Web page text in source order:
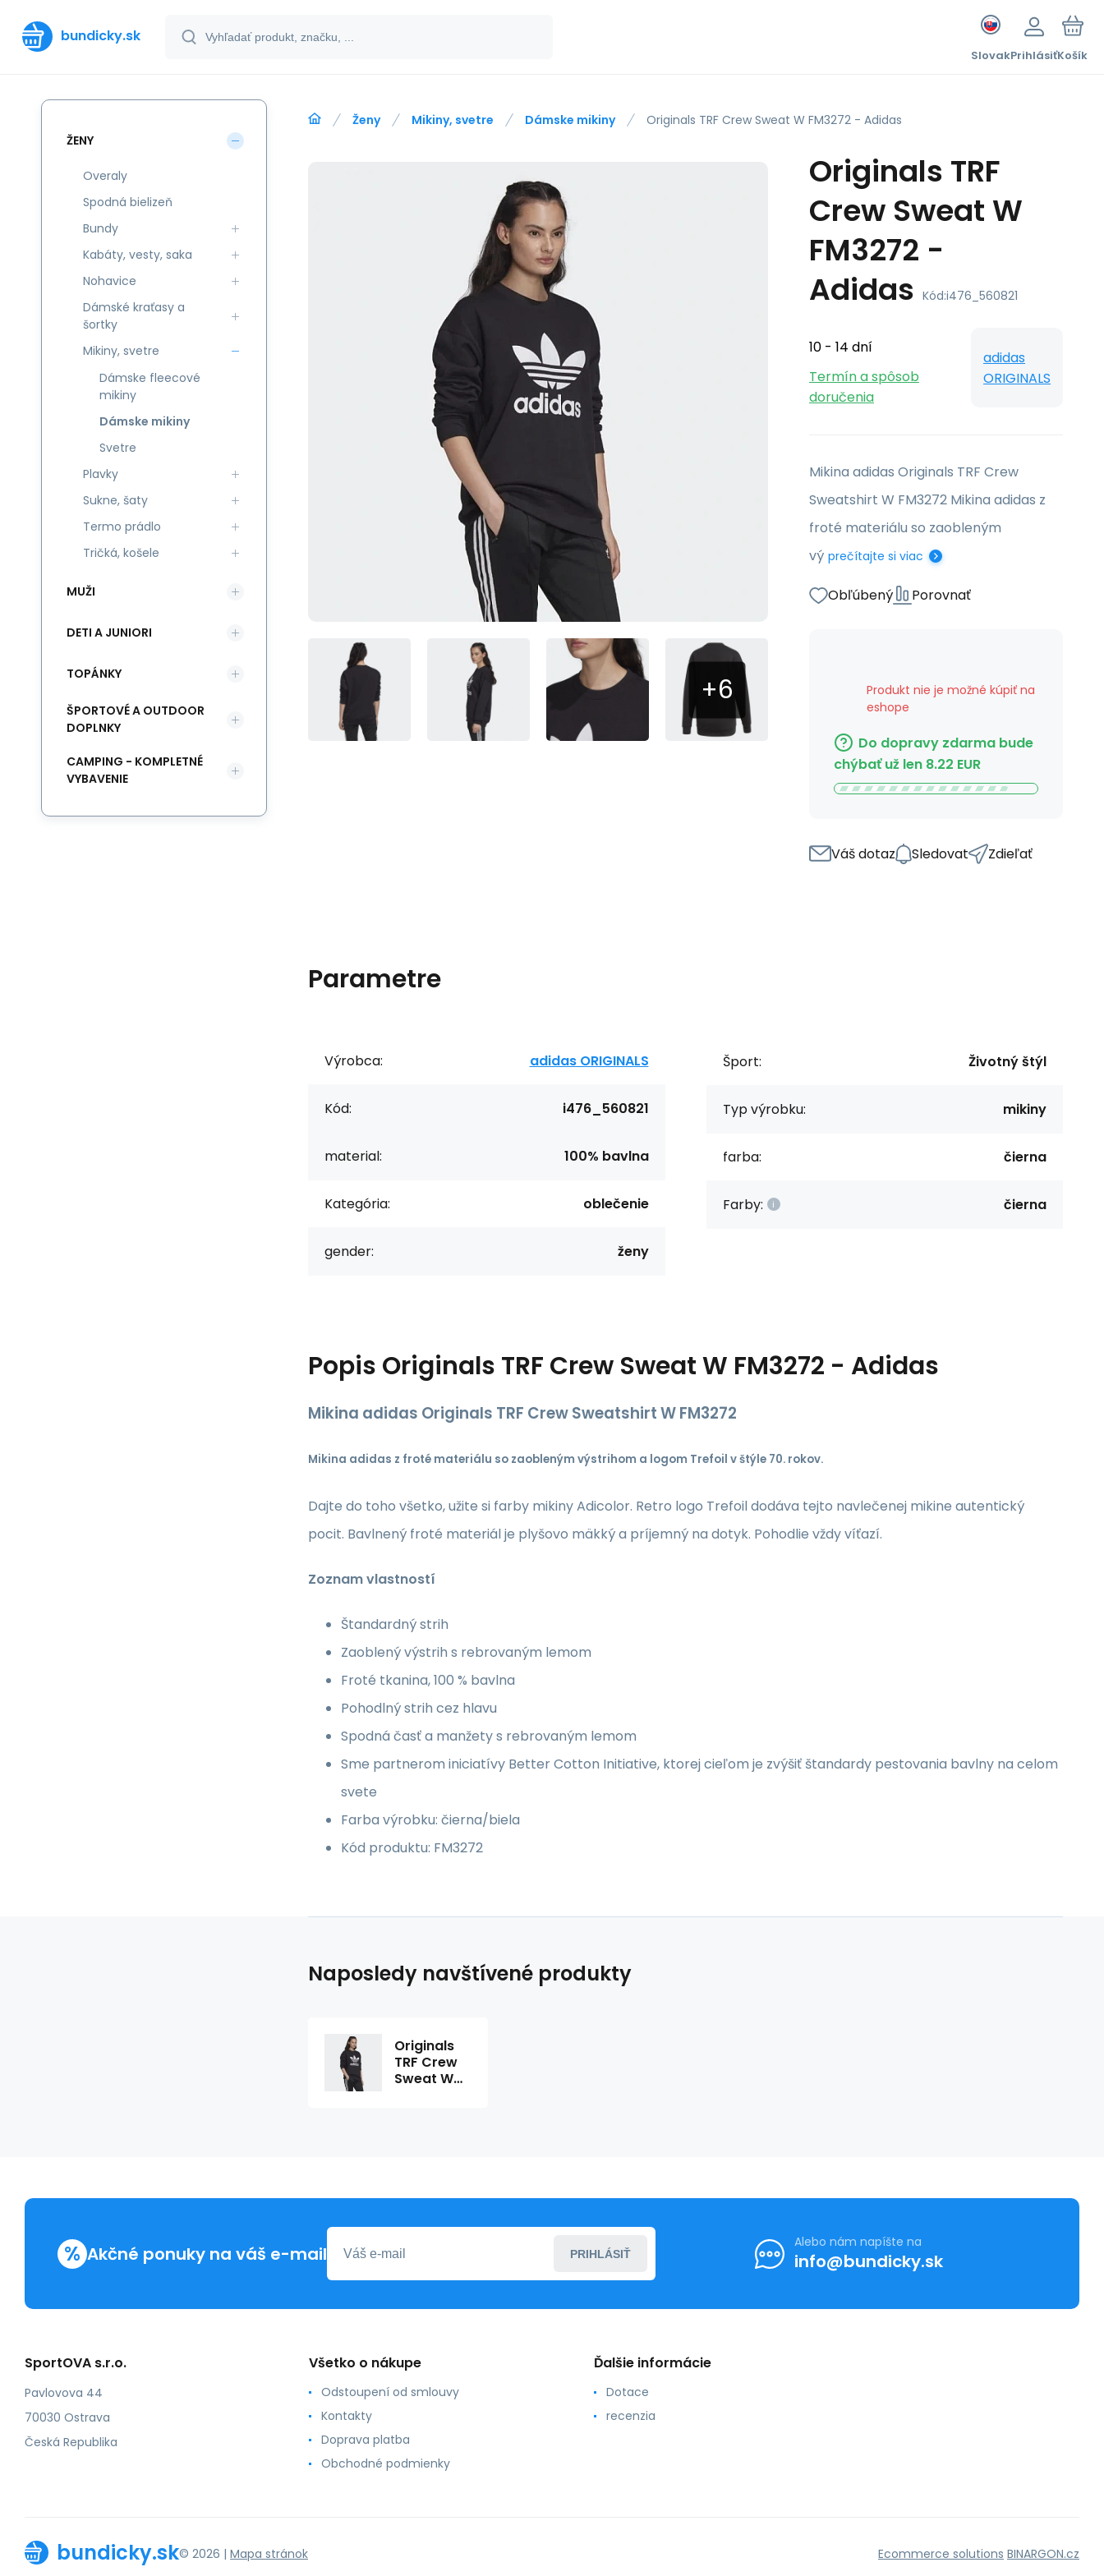
bundicky.sk
SlovakPrihlásiťKošík
Ženy Mikiny, svetre Dámske mikiny Originals TRF Crew Sweat W FM3272 - Adidas
Originals TRF
Crew Sweat W
FM3272 -
Adidas Kód:i476_560821
10 - 14 dní
Termín a spôsob
doručenia
adidas
ORIGINALS
Mikina adidas Originals TRF Crew
Sweatshirt W FM3272 Mikina adidas z
froté materiálu so zaobleným
vý prečítajte si viac
Obľúbený Porovnať
Produkt nie je možné kúpiť na
eshope
Do dopravy zdarma bude
chýbať už len 8.22 EUR
Váš dotaz Sledovat Zdieľať
Parametre
Výrobca: adidas ORIGINALS
Kód: i476_560821
material: 100% bavlna
Kategória: oblečenie
gender: ženy
Šport: Životný štýl
Typ výrobku: mikiny
farba: čierna
Farby: čierna
Popis Originals TRF Crew Sweat W FM3272 - Adidas
Mikina adidas Originals TRF Crew Sweatshirt W FM3272
Mikina adidas z froté materiálu so zaobleným výstrihom a logom Trefoil v štýle 70. rokov.
Dajte do toho všetko, užite si farby mikiny Adicolor. Retro logo Trefoil dodáva tejto navlečenej mikine autentický
pocit. Bavlnený froté materiál je plyšovo mäkký a príjemný na dotyk. Pohodlie vždy víťazí.
Zoznam vlastností
Štandardný strih
Zaoblený výstrih s rebrovaným lemom
Froté tkanina, 100 % bavlna
Pohodlný strih cez hlavu
Spodná časť a manžety s rebrovaným lemom
Sme partnerom iniciatívy Better Cotton Initiative, ktorej cieľom je zvýšiť štandardy pestovania bavlny na celom
svete
Farba výrobku: čierna/biela
Kód produktu: FM3272
ŽENY
Overaly
Spodná bielizeň
Bundy
Kabáty, vesty, saka
Nohavice
Dámské kraťasy a
šortky
Mikiny, svetre
Dámske fleecové
mikiny
Dámske mikiny
Svetre
Plavky
Sukne, šaty
Termo prádlo
Tričká, košele
MUŽI
DETI A JUNIORI
TOPÁNKY
ŠPORTOVÉ A OUTDOOR
DOPLNKY
CAMPING - KOMPLETNÉ
VYBAVENIE
Naposledy navštívené produkty
Originals
TRF Crew
Sweat W
% Akčné ponuky na váš e-mail PRIHLÁSIŤ
Alebo nám napíšte na
info@bundicky.sk
SportOVA s.r.o.
Pavlovova 44
70030 Ostrava
Česká Republika
Všetko o nákupe
Odstoupení od smlouvy
Kontakty
Doprava platba
Obchodné podmienky
Ďalšie informácie
Dotace
recenzia
bundicky.sk© 2026 | Mapa stránok Ecommerce solutions BINARGON.cz